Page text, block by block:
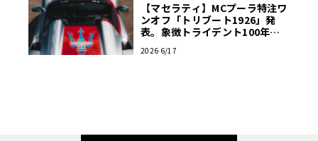
【マセラティ】MCプーラ特注ワ
ンオフ「トリブート1926」発
表。象徴トライデント100年の
2026 6/17